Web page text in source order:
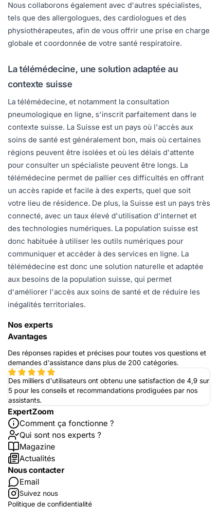
Nous collaborons également avec d'autres spécialistes,
tels que des allergologues, des cardiologues et des
physiothérapeutes, afin de vous offrir une prise en charge
globale et coordonnée de votre santé respiratoire.
La télémédecine, une solution adaptée au
contexte suisse
La télémédecine, et notamment la consultation
pneumologique en ligne, s'inscrit parfaitement dans le
contexte suisse. La Suisse est un pays où l'accès aux
soins de santé est généralement bon, mais où certaines
régions peuvent être isolées et où les délais d'attente
pour consulter un spécialiste peuvent être longs. La
télémédecine permet de pallier ces difficultés en offrant
un accès rapide et facile à des experts, quel que soit
votre lieu de résidence. De plus, la Suisse est un pays très
connecté, avec un taux élevé d'utilisation d'internet et
des technologies numériques. La population suisse est
donc habituée à utiliser les outils numériques pour
communiquer et accéder à des services en ligne. La
télémédecine est donc une solution naturelle et adaptée
aux besoins de la population suisse, qui permet
d'améliorer l'accès aux soins de santé et de réduire les
inégalités territoriales.
Nos experts
Avantages
Des réponses rapides et précises pour toutes vos questions et
demandes d'assistance dans plus de 200 catégories.
Des milliers d'utilisateurs ont obtenu une satisfaction de 4,9 sur
5 pour les conseils et recommandations prodiguées par nos
assistants.
ExpertZoom
Comment ça fonctionne ?
Qui sont nos experts ?
Magazine
Actualités
Nous contacter
Email
Suivez nous
Politique de confidentialité